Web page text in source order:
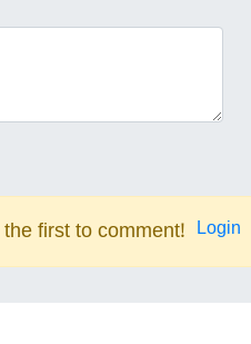
first to comment! Login